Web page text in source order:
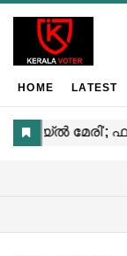
HOME LATEST